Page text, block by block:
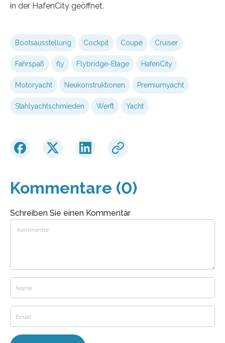
in der HafenCity geöffnet.
Bootsausstellung Cockpit Coupé Cruiser
Fahrspaß fly Flybridge-Etage HafenCity
Motoryacht Neukonstruktionen Premiumyacht
Stahlyachtschmieden Werft Yacht
Kommentare (0)
Schreiben Sie einen Kommentar